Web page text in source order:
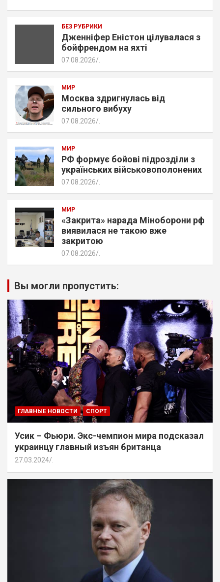
БЕЗ РУБРИКИ
Дженніфер Еністон цілувалася з
бойфрендом на яхті
07.08.2026
МИР
Москва здригнулась від
сильного вибуху
07.08.2026
МИР
РФ формує бойові підрозділи з
українських військовополонених
07.08.2026
МИР
«Закрита» нарада Міноборони рф
виявилася не такою вже
закритою
07.08.2026
Вы могли пропустить:
ГЛАВНЫЕ НОВОСТИ СПОРТ
Усик – Фьюри. Экс-чемпион мира подсказал
украинцу главный изъян британца
27.03.2024 .